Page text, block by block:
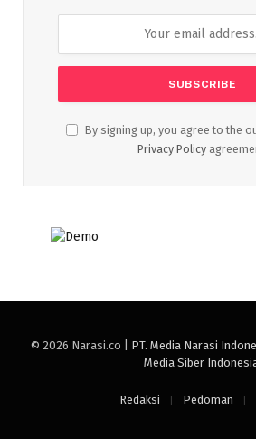
By signing up, you agree to the
Privacy Policy
© 2026 Narasi.co | PT. Media Narasi
Media Siber
Redaksi Pedoman